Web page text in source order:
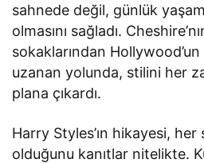
sahnede değil, günlük
olmasını sağladı.
sokaklarından Hollywood’un
uzanan yolunda, stilini her
plana çıkardı.
Harry Styles’ın hikayesi,
olduğunu kanıtlar nitelikte.